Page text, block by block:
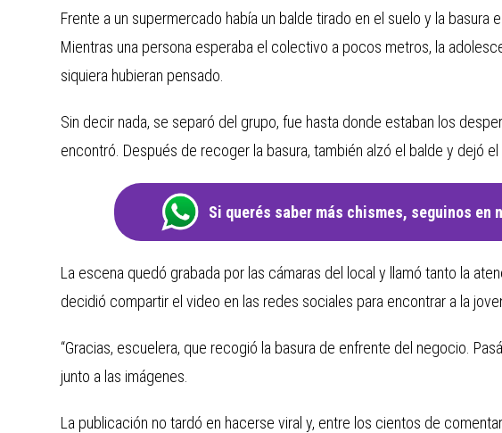
Frente a un supermercado había un balde tirado en el suelo y la basura
Mientras una persona esperaba el colectivo a pocos metros, la
siquiera hubieran pensado.
Sin decir nada, se separó del grupo, fue hasta donde estaban los
encontró. Después de recoger la basura, también alzó el balde y dejó
Si querés saber más chismes, seguinos en
La escena quedó grabada por las cámaras del local y llamó tanto la
decidió compartir el video en las redes sociales para encontrar a la
“Gracias, escuelera, que recogió la basura de enfrente del negocio.
junto a las imágenes.
La publicación no tardó en hacerse viral y, entre los cientos de